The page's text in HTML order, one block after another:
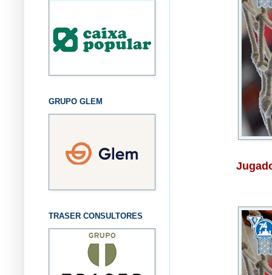
GRUPO GLEM
TRASER CONSULTORES